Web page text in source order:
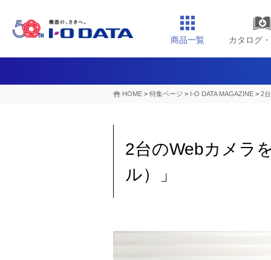
商品一覧 カタログ
HOME > 特集ページ > I-O DATA MAGAZINE > 2
2台のWebカメラ
ル）」